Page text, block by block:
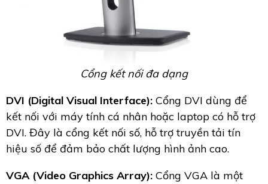
Cổng kết nối đa dạng
DVI (Digital Visual Interface): Cổng DVI dùng để
kết nối với máy tính cá nhân hoặc laptop có hỗ trợ
DVI. Đây là cổng kết nối số, hỗ trợ truyền tải tín
hiệu số để đảm bảo chất lượng hình ảnh cao.
VGA (Video Graphics Array): Cổng VGA là một